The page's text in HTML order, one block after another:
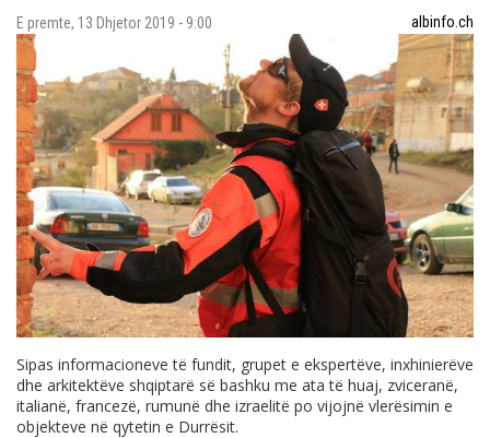
E premte, 13 Dhjetor 2019 - 9:00 albinfo.ch
Sipas informacioneve të fundit, grupet e ekspertëve, inxhinierëve
dhe arkitektëve shqiptarë së bashku me ata të huaj, zviceranë,
italianë, francezë, rumunë dhe izraelitë po vijojnë vlerësimin e
objekteve në qytetin e Durrësit.